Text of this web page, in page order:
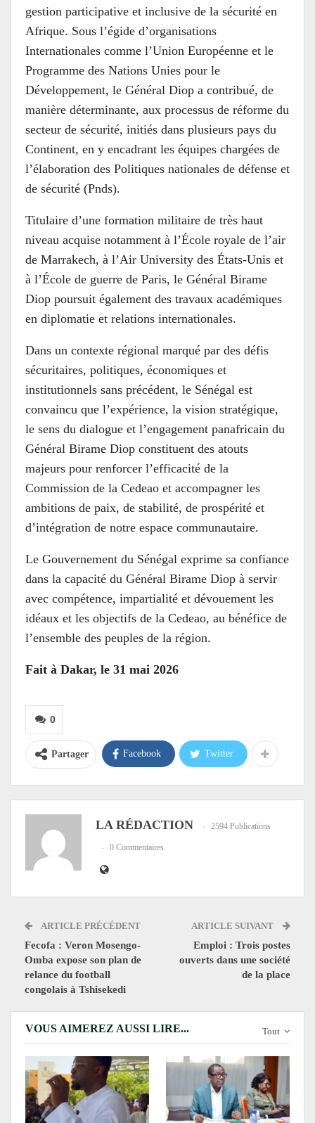
gestion participative et inclusive de la sécurité en
Afrique. Sous l’égide d’organisations
Internationales comme l’Union Européenne et le
Programme des Nations Unies pour le
Développement, le Général Diop a contribué, de
manière déterminante, aux processus de réforme du
secteur de sécurité, initiés dans plusieurs pays du
Continent, en y encadrant les équipes chargées de
l’élaboration des Politiques nationales de défense et
de sécurité (Pnds).
Titulaire d’une formation militaire de très haut
niveau acquise notamment à l’École royale de l’air
de Marrakech, à l’Air University des États-Unis et
à l’École de guerre de Paris, le Général Birame
Diop poursuit également des travaux académiques
en diplomatie et relations internationales.
Dans un contexte régional marqué par des défis
sécuritaires, politiques, économiques et
institutionnels sans précédent, le Sénégal est
convaincu que l’expérience, la vision stratégique,
le sens du dialogue et l’engagement panafricain du
Général Birame Diop constituent des atouts
majeurs pour renforcer l’efficacité de la
Commission de la Cedeao et accompagner les
ambitions de paix, de stabilité, de prospérité et
d’intégration de notre espace communautaire.
Le Gouvernement du Sénégal exprime sa confiance
dans la capacité du Général Birame Diop à servir
avec compétence, impartialité et dévouement les
idéaux et les objectifs de la Cedeao, au bénéfice de
l’ensemble des peuples de la région.
Fait à Dakar, le 31 mai 2026
0
Partager Facebook Twitter
LA RÉDACTION 2594 Publications
0 Commentaires
ARTICLE PRÉCÉDENT
Fecofa : Veron Mosengo-
Omba expose son plan de
relance du football
congolais à Tshisekedi
ARTICLE SUIVANT
Emploi : Trois postes
ouverts dans une société
de la place
Tout
VOUS AIMEREZ AUSSI LIRE...